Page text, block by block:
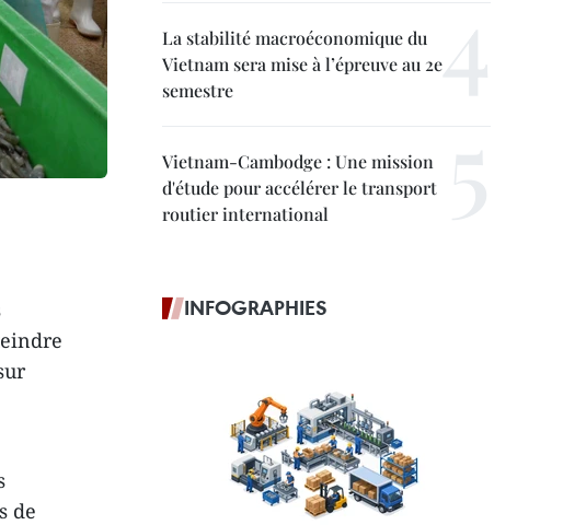
de
La stabilité macroéconomique du
Vietnam sera mise à l’épreuve au 2e
semestre
Vietnam-Cambodge : Une mission
d'étude pour accélérer le transport
routier international
INFOGRAPHIES